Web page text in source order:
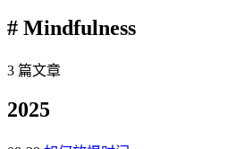
# Mindfulness
3 篇文章
2025